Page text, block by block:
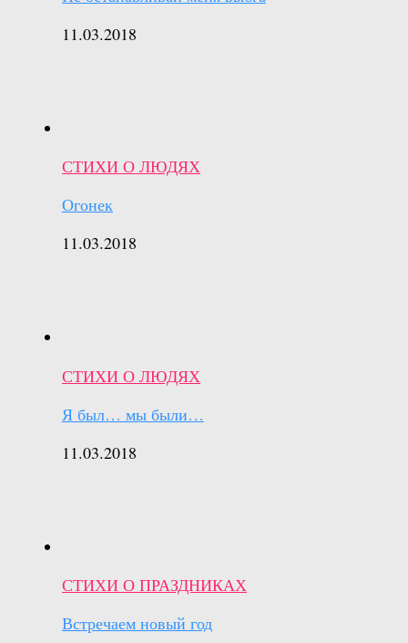
11.03.2018
СТИХИ О ЛЮДЯХ
Огонек
11.03.2018
СТИХИ О ЛЮДЯХ
Я был… мы были…
11.03.2018
СТИХИ О ПРАЗДНИКАХ
Встречаем новый год